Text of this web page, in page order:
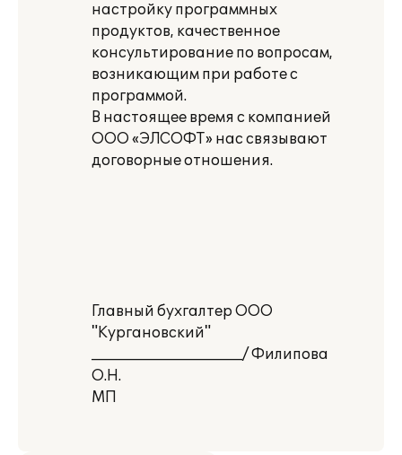
настройку программных
продуктов, качественное
консультирование по вопросам,
возникающим при работе с
программой.
В настоящее время с компанией
ООО «ЭЛСОФТ» нас связывают
договорные отношения.
Главный бухгалтер ООО
"Кургановский"
_____________________/ Филипова
О.Н.
МП